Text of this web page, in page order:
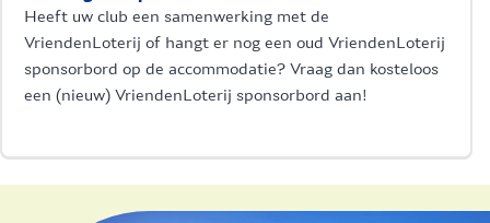
Heeft uw club een samenwerking met de
VriendenLoterij of hangt er nog een oud VriendenLoterij
sponsorbord op de accommodatie? Vraag dan kosteloos
een (nieuw) VriendenLoterij sponsorbord aan!